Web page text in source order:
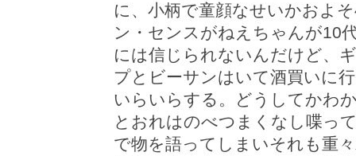
に、小柄で童顔なせいかおよ
ン・センスがねえちゃんが10
には信じられないんだけど、
プとビーサンはいて酒買いに
いらいらする。どうしてかわ
とおれはのべつまくなし喋っ
で物を語ってしまいそれも重